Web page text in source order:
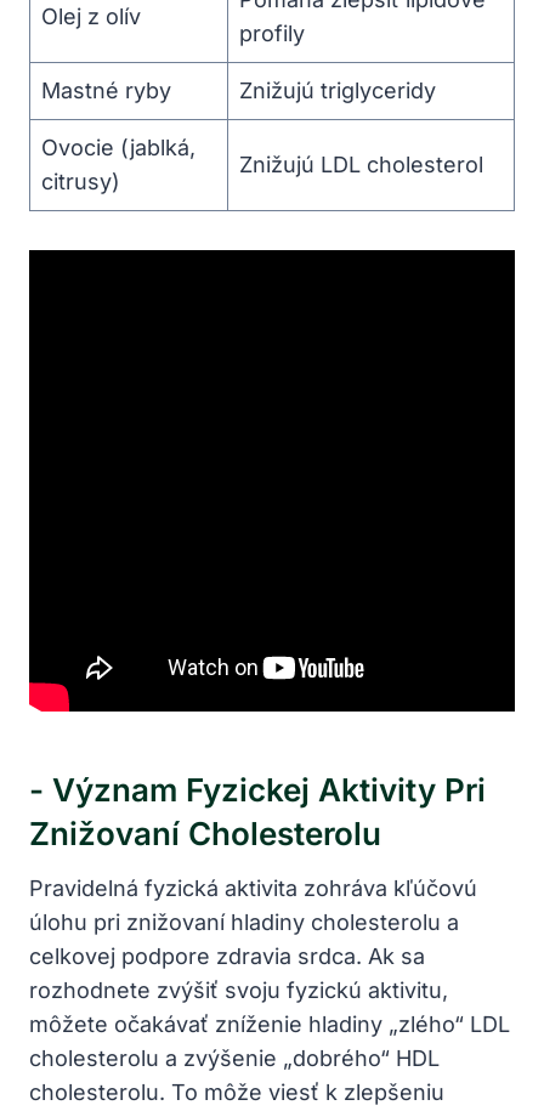
Olej z olív
profily
Mastné⁣ ryby Znižujú triglyceridy
Ovocie (jablká,
citrusy)
Znižujú LDL cholesterol
-‌ Význam Fyzickej Aktivity ⁤pri
Znižovaní Cholesterolu
Pravidelná fyzická aktivita zohráva​ kľúčovú⁤
úlohu pri ‍znižovaní hladiny ‍cholesterolu a
celkovej⁣ podpore zdravia srdca. Ak sa
rozhodnete zvýšiť svoju fyzickú aktivitu,
môžete očakávať zníženie hladiny ‌„zlého“ LDL
⁤cholesterolu a zvýšenie „dobrého“ HDL
cholesterolu. To môže viesť k zlepšeniu